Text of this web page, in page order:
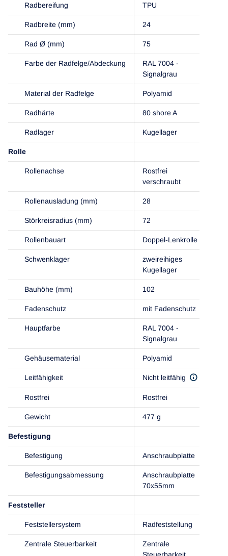
Radbereifung TPU
Radbreite (mm) 24
Rad Ø (mm) 75
Farbe der Radfelge/Abdeckung
RAL 7004 -
Signalgrau
Material der Radfelge Polyamid
Radhärte 80 shore A
Radlager Kugellager
Rolle
Rollenachse
Rostfrei
verschraubt
Rollenausladung (mm) 28
Störkreisradius (mm) 72
Rollenbauart Doppel-Lenkrolle
Schwenklager
zweireihiges
Kugellager
Bauhöhe (mm) 102
Fadenschutz mit Fadenschutz
Hauptfarbe
RAL 7004 -
Signalgrau
Gehäusematerial Polyamid
Leitfähigkeit Nicht leitfähig
Rostfrei Rostfrei
Gewicht 477 g
Befestigung
Befestigung Anschraubplatte
Befestigungsabmessung
Anschraubplatte
70x55mm
Feststeller
Feststellersystem Radfeststellung
Zentrale Steuerbarkeit
Zentrale
Steuerbarkeit